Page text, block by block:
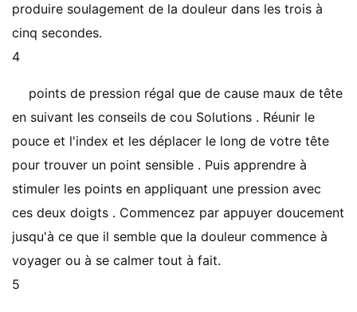
produire soulagement de la douleur dans les trois à
cinq secondes.
4
points de pression régal que de cause maux de tête
en suivant les conseils de cou Solutions . Réunir le
pouce et l'index et les déplacer le long de votre tête
pour trouver un point sensible . Puis apprendre à
stimuler les points en appliquant une pression avec
ces deux doigts . Commencez par appuyer doucement
jusqu'à ce que il semble que la douleur commence à
voyager ou à se calmer tout à fait.
5